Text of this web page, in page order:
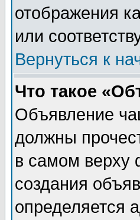
отображения
или
Вернуться к
Что такое
Объявление
должны
в самом верху
создания
определяется